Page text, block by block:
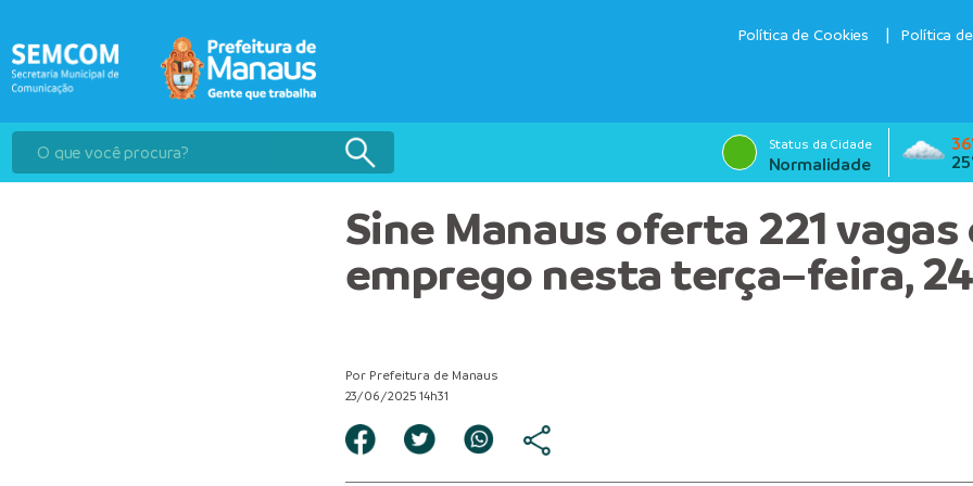
Política de Cookies Política
Status da Cidade
Normalidade
Sine Manaus oferta 221 vagas
emprego nesta terça–feira,
Por Prefeitura de Manaus
23/06/2025 14h31